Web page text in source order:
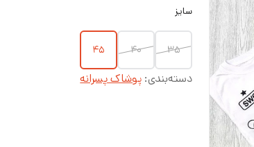
سایز
۳۵ ۴۰ ۴۵
دسته‌بندی: پوشاک پسرانه